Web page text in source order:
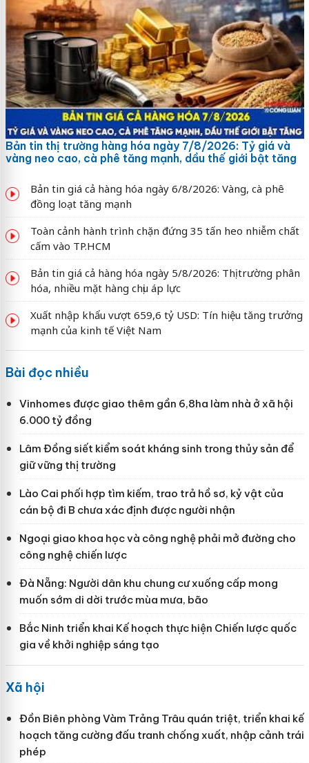
Bản tin thị trường hàng hóa ngày 7/8/2026: Tỷ giá và
vàng neo cao, cà phê tăng mạnh, dầu thế giới bật tăng
Bản tin giá cả hàng hóa ngày 6/8/2026: Vàng, cà phê
đồng loạt tăng mạnh
Toàn cảnh hành trình chặn đứng 35 tấn heo nhiễm chất
cấm vào TP.HCM
Bản tin giá cả hàng hóa ngày 5/8/2026: Thị trường phân
hóa, nhiều mặt hàng chịu áp lực
Xuất nhập khẩu vượt 659,6 tỷ USD: Tín hiệu tăng trưởng
mạnh của kinh tế Việt Nam
Bài đọc nhiều
Vinhomes được giao thêm gần 6,8ha làm nhà ở xã hội
6.000 tỷ đồng
Lâm Đồng siết kiểm soát kháng sinh trong thủy sản để
giữ vững thị trường
Lào Cai phối hợp tìm kiếm, trao trả hồ sơ, kỷ vật của
cán bộ đi B chưa xác định được người nhận
Ngoại giao khoa học và công nghệ phải mở đường cho
công nghệ chiến lược
Đà Nẵng: Người dân khu chung cư xuống cấp mong
muốn sớm di dời trước mùa mưa, bão
Bắc Ninh triển khai Kế hoạch thực hiện Chiến lược quốc
gia về khởi nghiệp sáng tạo
Xã hội
Đồn Biên phòng Vàm Trảng Trâu quán triệt, triển khai kế
hoạch tăng cường đấu tranh chống xuất, nhập cảnh trái
phép